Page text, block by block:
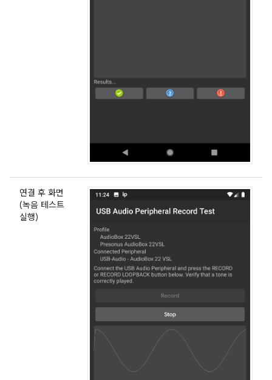
연결 후 화면
(녹음 테스트
실행)